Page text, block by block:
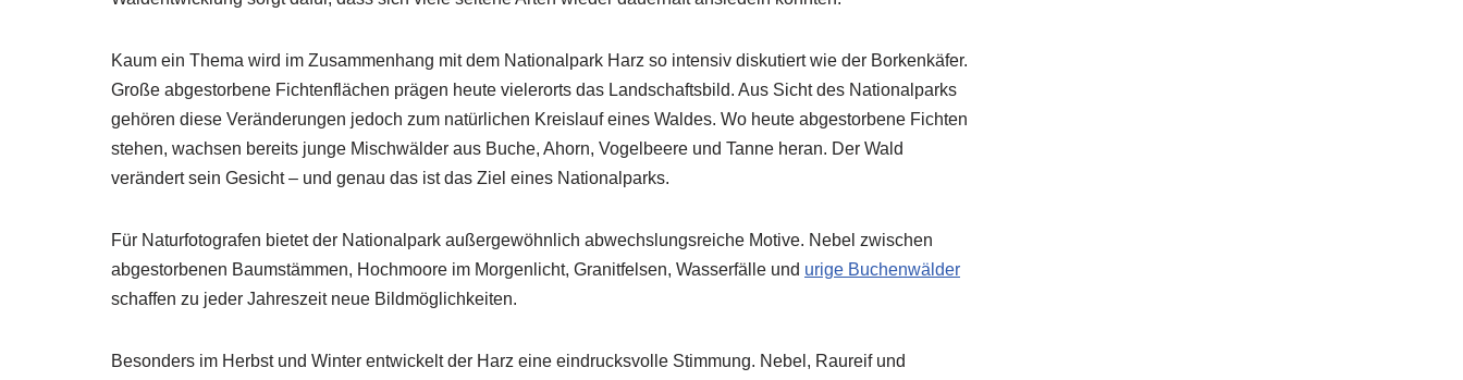
Kaum ein Thema wird im Zusammenhang mit dem Nationalpark Harz so intensiv diskutiert wie der Borkenkäfer.
Große abgestorbene Fichtenflächen prägen heute vielerorts das Landschaftsbild. Aus Sicht des Nationalparks
gehören diese Veränderungen jedoch zum natürlichen Kreislauf eines Waldes. Wo heute abgestorbene Fichten
stehen, wachsen bereits junge Mischwälder aus Buche, Ahorn, Vogelbeere und Tanne heran. Der Wald
verändert sein Gesicht – und genau das ist das Ziel eines Nationalparks.
Für Naturfotografen bietet der Nationalpark außergewöhnlich abwechslungsreiche Motive. Nebel zwischen
abgestorbenen Baumstämmen, Hochmoore im Morgenlicht, Granitfelsen, Wasserfälle und urige Buchenwälder
schaffen zu jeder Jahreszeit neue Bildmöglichkeiten.
Besonders im Herbst und Winter entwickelt der Harz eine eindrucksvolle Stimmung. Nebel, Raureif und